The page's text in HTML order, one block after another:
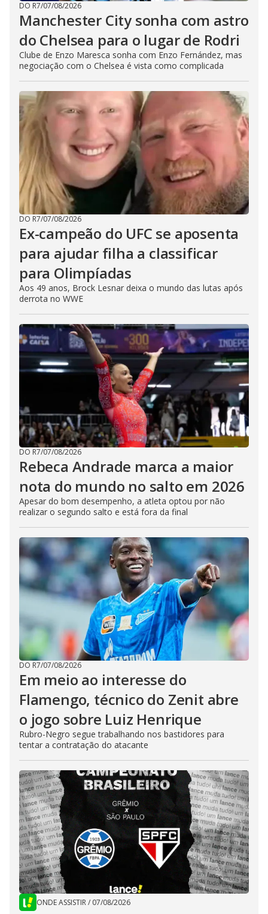
DO R7/07/08/2026
Manchester City sonha com astro
do Chelsea para o lugar de Rodri
Clube de Enzo Maresca sonha com Enzo Fernández, mas
negociação com o Chelsea é vista como complicada
DO R7/07/08/2026
Ex-campeão do UFC se aposenta
para ajudar filha a classificar
para Olimpíadas
Aos 49 anos, Brock Lesnar deixa o mundo das lutas após
derrota no WWE
DO R7/07/08/2026
Rebeca Andrade marca a maior
nota do mundo no salto em 2026
Apesar do bom desempenho, a atleta optou por não
realizar o segundo salto e está fora da final
DO R7/07/08/2026
Em meio ao interesse do
Flamengo, técnico do Zenit abre
o jogo sobre Luiz Henrique
Rubro-Negro segue trabalhando nos bastidores para
tentar a contratação do atacante
ONDE ASSISTIR/ 07/08/2026